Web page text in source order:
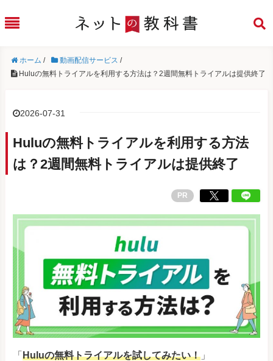
ホーム / 動画配信サービス /
Huluの無料トライアルを利用する方法は？2週間無料トライアルは提供終了
2026-07-31
Huluの無料トライアルを利用する方法
は？2週間無料トライアルは提供終了
PR
「 Huluの無料トライアルを試してみたい！ 」